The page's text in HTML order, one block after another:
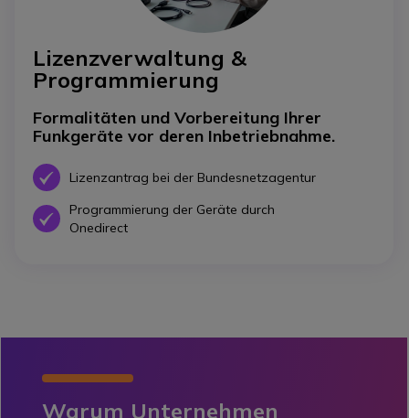
Lizenzverwaltung &
Programmierung
Formalitäten und Vorbereitung Ihrer
Funkgeräte vor deren Inbetriebnahme.
IconLizenzantrag bei der Bundesnetzagentur
IconProgrammierung der Geräte durch
Onedirect
Warum Unternehmen